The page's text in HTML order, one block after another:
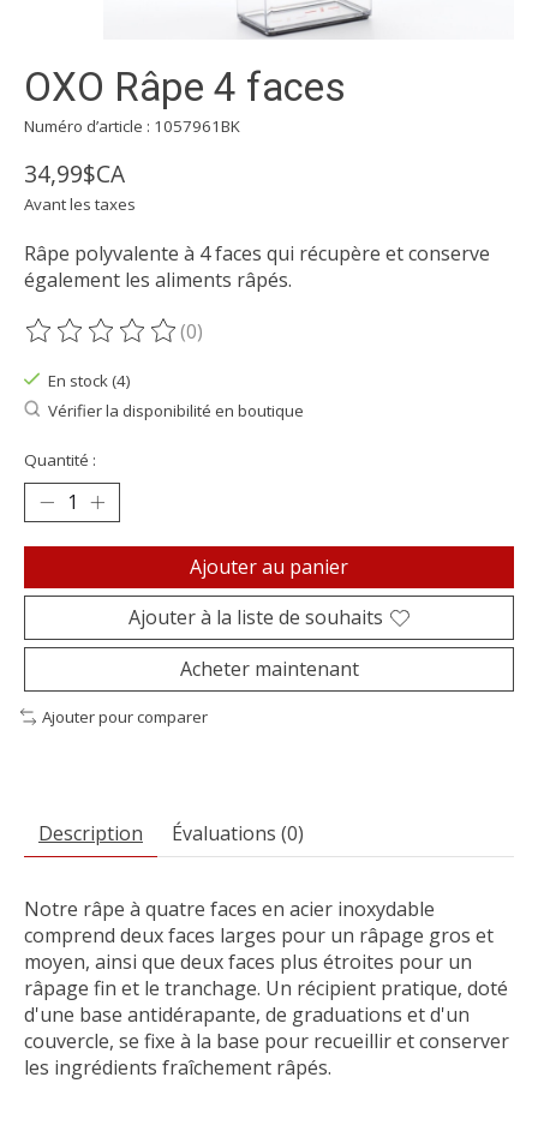
OXO Râpe 4 faces
Numéro d’article : 1057961BK
34,99$CA
Avant les taxes
Râpe polyvalente à 4 faces qui récupère et conserve
également les aliments râpés.
Ce produit est évalué à
(0)
En stock (4)
Vérifier la disponibilité en boutique
Quantité :
Ajouter au panier
Ajouter à la liste de souhaits
Acheter maintenant
Ajouter pour comparer
Description Évaluations (0)
Notre râpe à quatre faces en acier inoxydable
comprend deux faces larges pour un râpage gros et
moyen, ainsi que deux faces plus étroites pour un
râpage fin et le tranchage. Un récipient pratique, doté
d'une base antidérapante, de graduations et d'un
couvercle, se fixe à la base pour recueillir et conserver
les ingrédients fraîchement râpés.